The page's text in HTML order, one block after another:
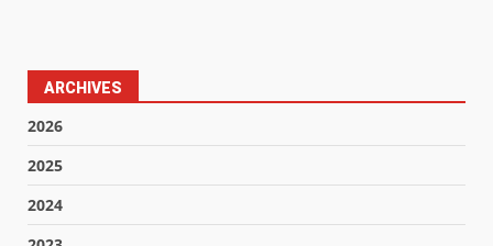
ARCHIVES
2026
2025
2024